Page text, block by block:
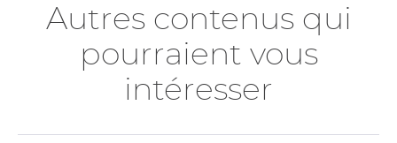
Autres contenus qui
pourraient vous
intéresser